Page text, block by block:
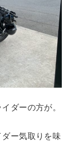
ダーの方が。
ー気取りを味